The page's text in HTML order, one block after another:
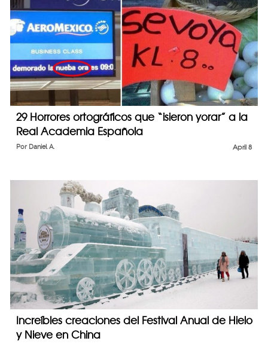
29 Horrores ortográficos que “isieron yorar” a la
Real Academia Española
April 8
Por Daniel A.
Increíbles creaciones del Festival Anual de Hielo
y Nieve en China